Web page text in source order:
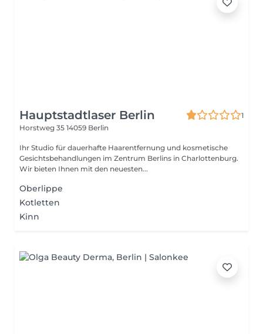
Hauptstadtlaser Berlin
1
Horstweg 35 14059 Berlin
Ihr Studio für dauerhafte Haarentfernung und kosmetische
Gesichtsbehandlungen im Zentrum Berlins in Charlottenburg.
Wir bieten Ihnen mit den neuesten...
Oberlippe
Kotletten
Kinn